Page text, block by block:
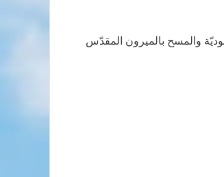
والمسح بالميرون المقدّس